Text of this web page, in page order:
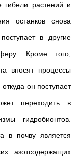
растений и
останков снова
в другие
Кроме того,
вносят процессы
он поступает
переходить в
гидробионтов.
в почву является
азотсодержащих